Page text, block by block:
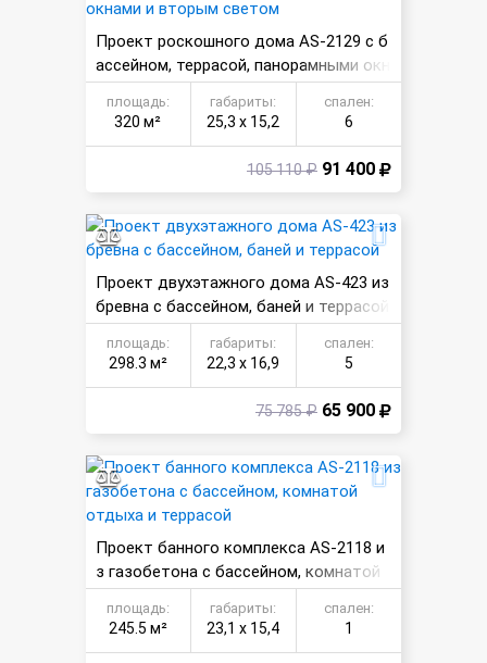
Проект роскошного дома AS-2129 с б
ассейном, террасой, панорамными окн
ами и вторым светом
площадь:
320 м²
габариты:
25,3 х 15,2
спален:
6
105 110 ₽ 91 400
Проект двухэтажного дома AS-423 из
бревна с бассейном, баней и террасой
площадь:
298.3 м²
габариты:
22,3 х 16,9
спален:
5
75 785 ₽ 65 900
Проект банного комплекса AS-2118 и
з газобетона с бассейном, комнатой
отдыха и террасой
площадь:
245.5 м²
габариты:
23,1 х 15,4
спален:
1